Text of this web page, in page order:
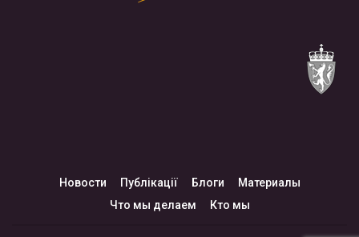
Новости Публікації Блоги
Материалы
Что мы делаем
Кто мы